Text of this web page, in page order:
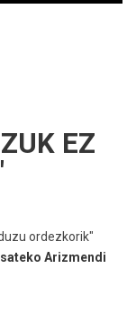
EZ
ordezkorik"
Arizmendi